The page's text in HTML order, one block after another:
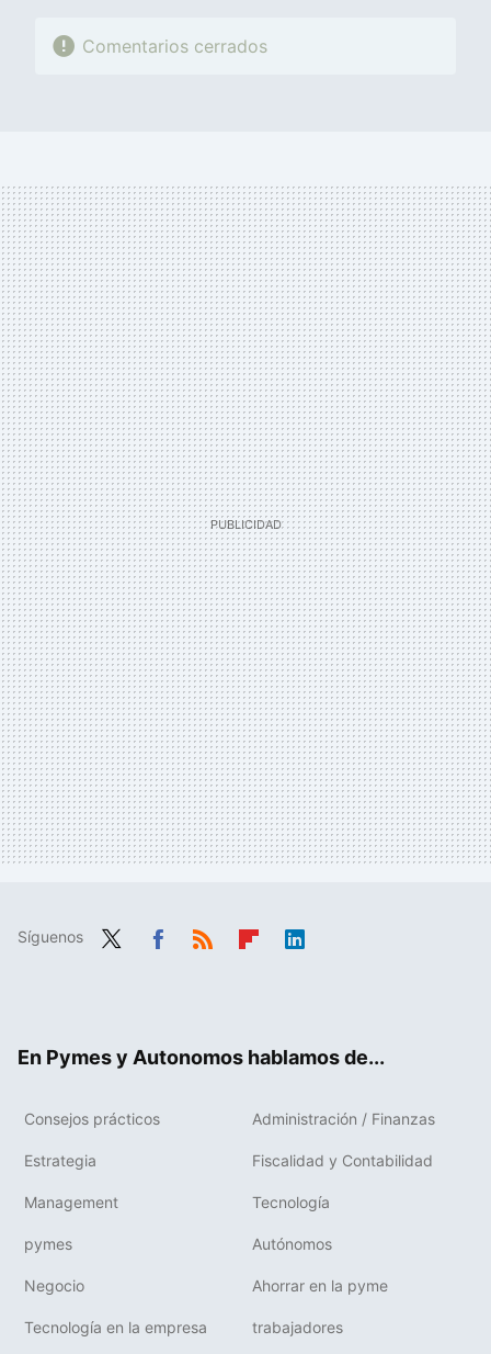
Comentarios cerrados
Síguenos
En Pymes y Autonomos hablamos de...
Consejos prácticos Administración / Finanzas
Estrategia Fiscalidad y Contabilidad
Management Tecnología
pymes Autónomos
Negocio Ahorrar en la pyme
Tecnología en la empresa trabajadores